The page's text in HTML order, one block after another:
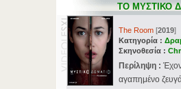
ΤΟ ΜΥΣΤΙΚΟ
The Room [2019]
Κατηγορία :
Σκηνοθεσία :
Περίληψη :
αγαπημένο